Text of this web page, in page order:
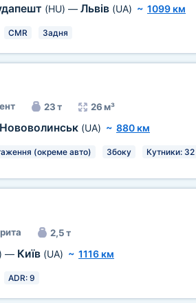
(HU) — Львів (UA) ~ 1099 км
CMR Задня
23 т 26 м³
Нововолинськ (UA) ~ 880 км
(окреме авто) Збоку Кутники: 32
2,5 т
— Київ (UA) ~ 1116 км
ADR: 9